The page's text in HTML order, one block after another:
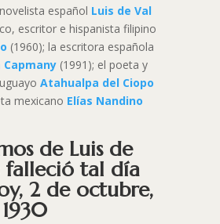
español Luis de Val
escritor e hispanista filipino
(1960); la escritora española
(1991); el poeta y
Atahualpa del Ciopo
mexicano Elías Nandino
de Luis de
falleció tal día
2 de octubre,